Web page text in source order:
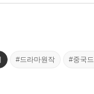
#드라마원작 #중국